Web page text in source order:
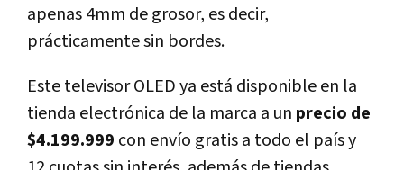
apenas 4mm de grosor, es decir,
prácticamente sin bordes.
Este televisor OLED ya está disponible en la
tienda electrónica de la marca a un precio de
$4.199.999 con envío gratis a todo el país y